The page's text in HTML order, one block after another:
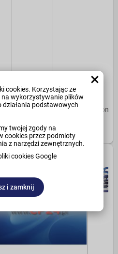
cookies. Korzystając ze
wykorzystywanie plików
działania podstawowych
twojej zgody na
cookies przez podmioty
z narzędzi zewnętrznych.
cookies Google
i zamknij
Kopia plik
231,00 zł
nowoczesna